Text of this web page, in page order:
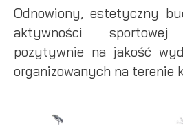
Odnowiony, estetyczny
aktywności
pozytywnie na jakość
organizowanych na terenie